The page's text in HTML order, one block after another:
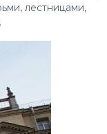
лестницами,